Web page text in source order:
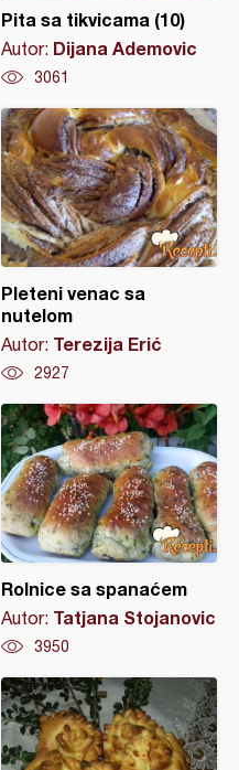
Pita sa tikvicama (10)
Autor: Dijana Ademovic
3061
Pleteni venac sa
nutelom
Autor: Terezija Erić
2927
Rolnice sa spanaćem
Autor: Tatjana Stojanovic
3950